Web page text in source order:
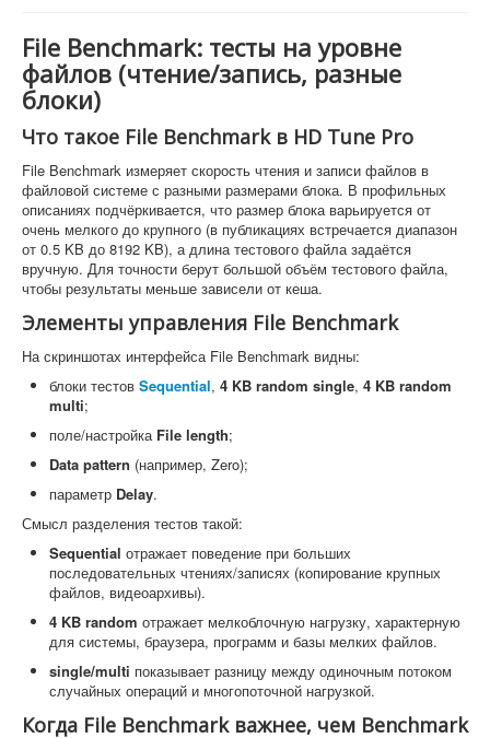
File Benchmark: тесты на уровне
файлов (чтение/запись, разные
блоки)
Что такое File Benchmark в HD Tune Pro
File Benchmark измеряет скорость чтения и записи файлов в
файловой системе с разными размерами блока. В профильных
описаниях подчёркивается, что размер блока варьируется от
очень мелкого до крупного (в публикациях встречается диапазон
от 0.5 KB до 8192 KB), а длина тестового файла задаётся
вручную. Для точности берут большой объём тестового файла,
чтобы результаты меньше зависели от кеша.
Элементы управления File Benchmark
На скриншотах интерфейса File Benchmark видны:
блоки тестов Sequential, 4 KB random single, 4 KB random
multi;
поле/настройка File length;
Data pattern (например, Zero);
параметр Delay.
Смысл разделения тестов такой:
Sequential отражает поведение при больших
последовательных чтениях/записях (копирование крупных
файлов, видеоархивы).
4 KB random отражает мелкоблочную нагрузку, характерную
для системы, браузера, программ и базы мелких файлов.
single/multi показывает разницу между одиночным потоком
случайных операций и многопоточной нагрузкой.
Когда File Benchmark важнее, чем Benchmark